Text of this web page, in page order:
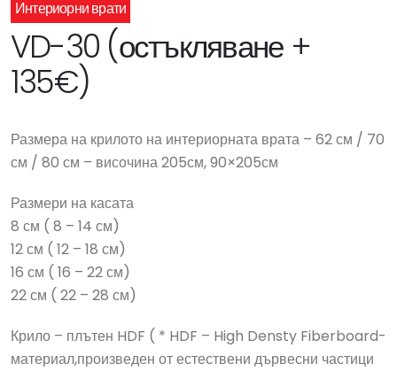
Интериорни врати
VD-30 (остъкляване +
135€)
Размера на крилото на интериорната врата – 62 см / 70
см / 80 см – височина 205см, 90×205см
Размери на касата
8 см ( 8 – 14 см)
12 см ( 12 – 18 см)
16 см ( 16 – 22 см)
22 см ( 22 – 28 см)
Крило – плътен HDF ( * HDF – High Densty Fiberboard-
материал,произведен от естествени дървесни частици